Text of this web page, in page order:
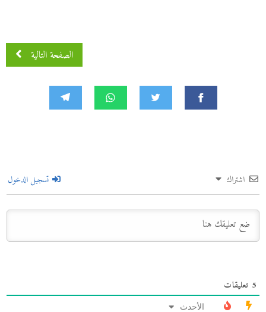
الصفحة التالية
اشتراك تسجيل الدخول
5 تعليقات
الأحدث